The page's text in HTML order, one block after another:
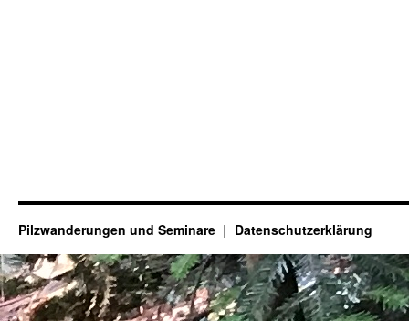
Pilzwanderungen und Seminare Datenschutzerklärung